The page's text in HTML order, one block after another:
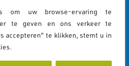
om uw browse-ervaring te
te geven en ons verkeer te
accepteren" te klikken, stemt u in